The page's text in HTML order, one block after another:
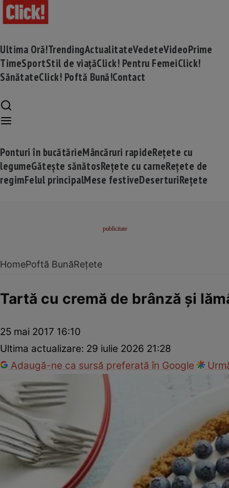
Ultima Oră!TrendingActualitateVedeteVideoPrime
TimeSportStil de viațăClick! Pentru FemeiClick!
SănătateClick! Poftă Bună!Contact
Ponturi în bucătărieMâncăruri rapideRețete cu
legumeGătește sănătosRețete cu carneRețete de
regimFelul principalMese festiveDeserturiRețete
HomePoftă BunăRețete
Tartă cu cremă de brânză şi
25 mai 2017 16:10
Ultima actualizare: 29 iulie 2026 21:28
Adaugă-ne ca sursă preferată în Google